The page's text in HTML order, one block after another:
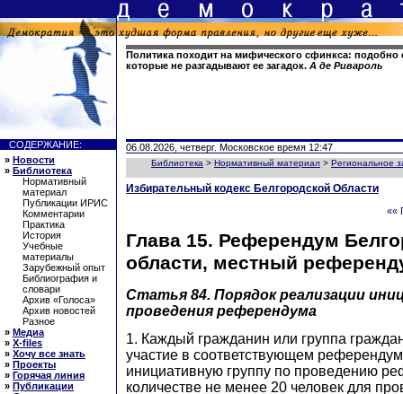
Политика походит на мифического сфинкса: подобно
которые не разгадывают ее загадок. А де Ривароль
СОДЕРЖАНИЕ:
» Новости
» Библиотека
Нормативный
материал
Публикации ИРИС
Комментарии
Практика
История
Учебные
материалы
Зарубежный опыт
Библиография и
словари
Архив «Голоса»
Архив новостей
Разное
» Медиа
» X-files
» Хочу все знать
» Проекты
» Горячая линия
» Публикации
06.08.2026, четверг. Московское время 12:47
Библиотека > Нормативный материал > Региональное
Избирательный кодекс Белгородской Области
««
Глава 15. Референдум
области, местный
Статья 84. Порядок реализации
проведения референдума
1. Каждый гражданин или группа
участие в соответствующем
инициативную группу по проведению
количестве не менее 20 человек для